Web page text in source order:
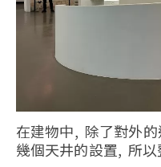
在建物中, 除了對外
幾個天井的設置, 所